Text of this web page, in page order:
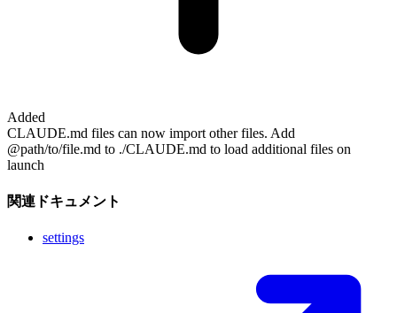
Added
CLAUDE.md files can now import other files. Add
@path/to/file.md to ./CLAUDE.md to load additional files on
launch
関連ドキュメント
settings